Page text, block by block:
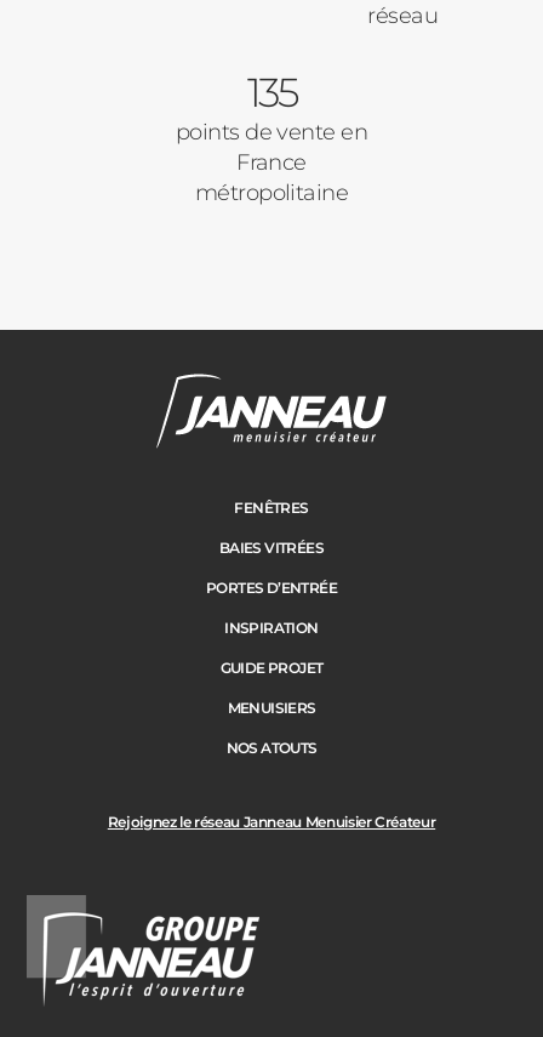
réseau
135
points de vente en
France
métropolitaine
Rejoignez le réseau Janneau Menuisier Créateur
FENÊTRES
BAIES VITRÉES
PORTES D’ENTRÉE
INSPIRATION
GUIDE PROJET
MENUISIERS
NOS ATOUTS
Janneau Menuisier Créateur